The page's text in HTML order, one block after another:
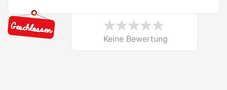
Keine Bewertung